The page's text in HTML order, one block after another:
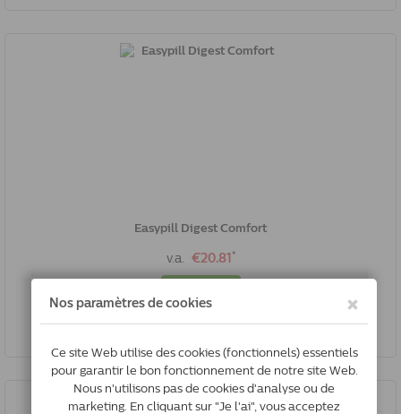
Easypill Digest Comfort
v.a. €20.81 *
All prices include VAT, Plus shipping costs if applicable